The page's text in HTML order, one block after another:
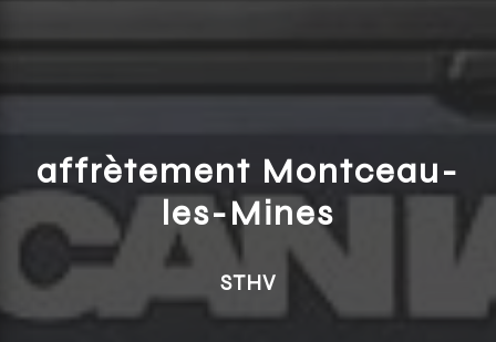
affrètement Montceau-
les-Mines
STHV